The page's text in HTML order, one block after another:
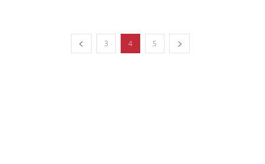
3 4 5